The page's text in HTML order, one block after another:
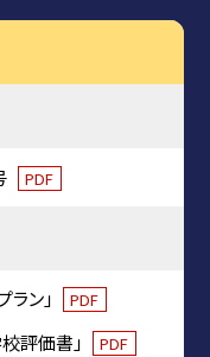
PDF
ン」 PDF
評価書」 PDF